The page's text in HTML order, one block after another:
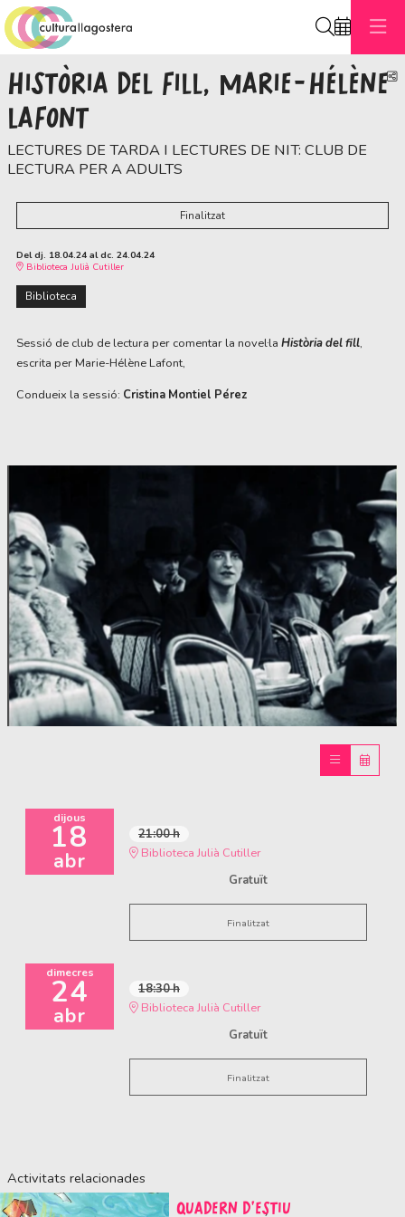
HISTÒRIA DEL FILL, MARIE-HÉLÈNE
LAFONT
LECTURES DE TARDA I LECTURES DE NIT: CLUB DE
LECTURA PER A ADULTS
Finalitzat
Del dj. 18.04.24 al dc. 24.04.24
Biblioteca Julià Cutiller
Biblioteca
Sessió de club de lectura per comentar la novel·la Història del fill,
escrita per Marie-Hélène Lafont,
Condueix la sessió: Cristina Montiel Pérez
dijous
18
abr
21:00 h
Biblioteca Julià Cutiller
Gratuït
Finalitzat
dimecres
24
abr
18:30 h
Biblioteca Julià Cutiller
Gratuït
Finalitzat
Activitats relacionades
QUADERN D'ESTIU